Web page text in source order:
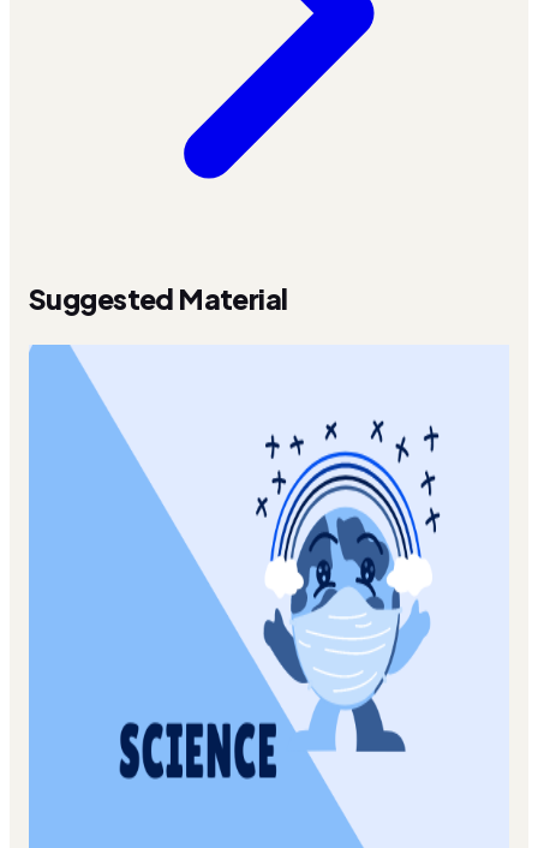
Suggested Material